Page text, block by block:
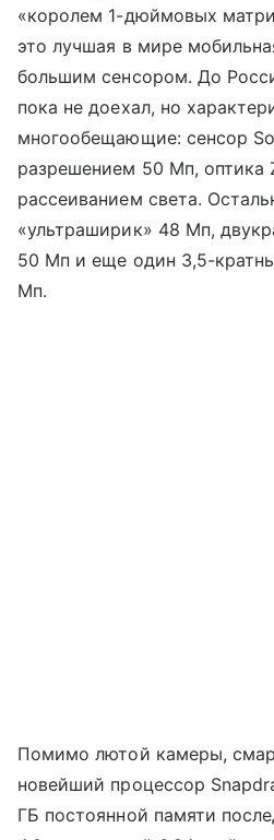
«королем 1-дюймовых
это лучшая в мире
большим сенсором. До
пока не доехал, но
многообещающие: сенсор
разрешением 50 Мп, оптика
рассеиванием света.
«ультраширик» 48 Мп,
50 Мп и еще один 3,5-
Мп.
Помимо лютой камеры,
новейший процессор
ГБ постоянной памяти